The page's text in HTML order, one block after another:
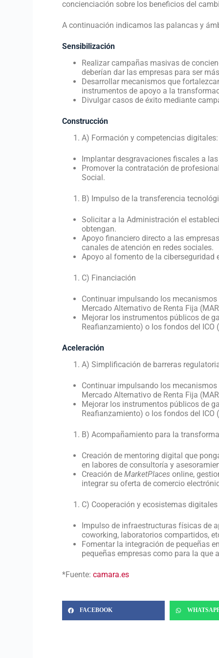
concienciación sobre los beneficios del
A continuación indicamos las palancas y
Sensibilización
Realizar campañas masivas de
deberían dar las empresas para ser
Desarrollar mecanismos que
instrumentos de apoyo a la
Divulgar casos de éxito mediante
Construcción
A) Formación y competencias
Implantar desgravaciones fiscales a
Promover la contratación de
Social.
B) Impulso de la transferencia
Solicitar a la Administración el
obtengan.
Apoyo financiero directo a las
canales de atención en redes sociales.
Apoyo al fomento de la ciberseguridad
C) Financiación
Continuar impulsando los
Mercado Alternativo de Renta Fija
Mejorar los instrumentos públicos de
Reafianzamiento) o los fondos del
Aceleración
A) Simplificación de barreras
Continuar impulsando los
Mercado Alternativo de Renta Fija
Mejorar los instrumentos públicos de
Reafianzamiento) o los fondos del
B) Acompañamiento para la
Creación de mentoring digital que
en labores de consultoría y
Creación deMarketPlaces online,
integrar su oferta de comercio
C) Cooperación y ecosistemas digitales
Impulso de infraestructuras físicas de
coworking, laboratorios compartidos,
Fomentar la integración de pequeñas
pequeñas empresas como para la que
*Fuente:camara.es
FACEBOOK